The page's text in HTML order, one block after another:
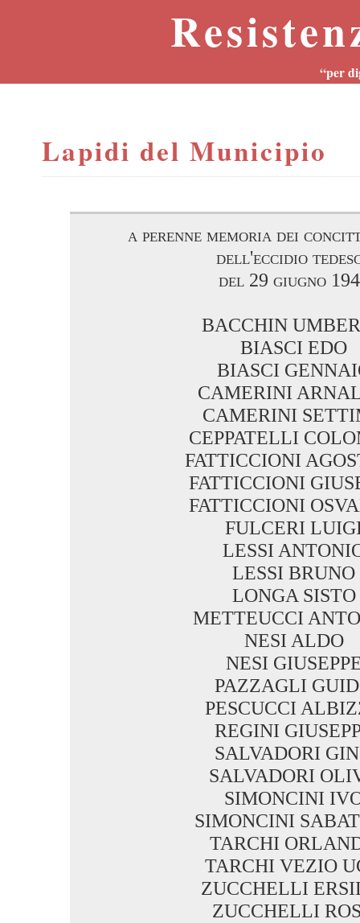
“per
Lapidi del Municipio
a perenne memoria dei
dell'eccidio
del 29 giugno
BACCHIN
BIASCI EDO
BIASCI
CAMERINI
CAMERINI
CEPPATELLI
FATTICCIONI
FATTICCIONI
FATTICCIONI
FULCERI
LESSI
LESSI BRUNO
LONGA SISTO
METTEUCCI
NESI ALDO
NESI
PAZZAGLI
PESCUCCI
REGINI
SALVADORI
SALVADORI
SIMONCINI
SIMONCINI
TARCHI
TARCHI VEZIO
ZUCCHELLI
ZUCCHELLI